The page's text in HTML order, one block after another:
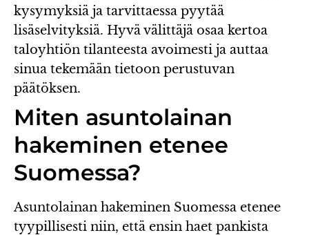
kysymyksiä ja tarvittaessa pyytää
lisäselvityksiä. Hyvä välittäjä osaa kertoa
taloyhtiön tilanteesta avoimesti ja auttaa
sinua tekemään tietoon perustuvan
päätöksen.
Miten asuntolainan
hakeminen etenee
Suomessa?
Asuntolainan hakeminen Suomessa etenee
tyypillisesti niin, että ensin haet pankista